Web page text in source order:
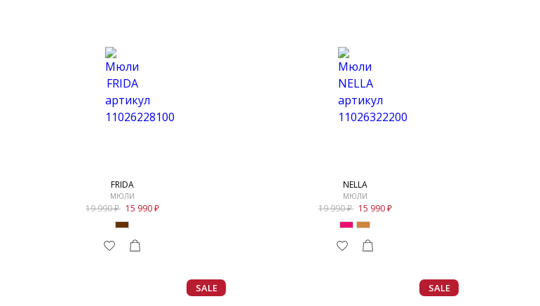
FRIDA
МЮЛИ
19 990 15 990
NELLA
МЮЛИ
19 990 15 990
SALE SALE